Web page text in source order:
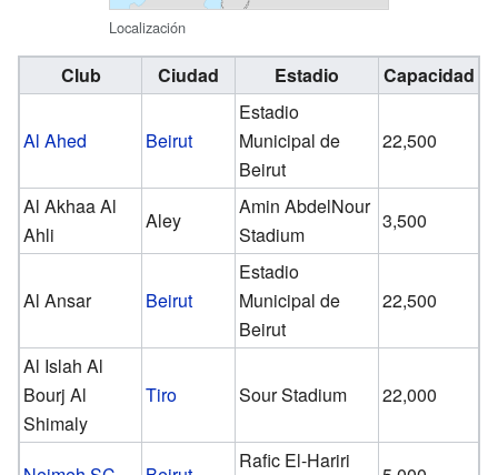
Localización
Club Ciudad Estadio Capacidad
Al Ahed Beirut
Estadio
Municipal de
Beirut
22,500
Al Akhaa Al
Ahli
Aley
Amin AbdelNour
Stadium
3,500
Al Ansar Beirut
Estadio
Municipal de
Beirut
22,500
Al Islah Al
Bourj Al
Shimaly
Tiro Sour Stadium 22,000
Rafic El-Hariri